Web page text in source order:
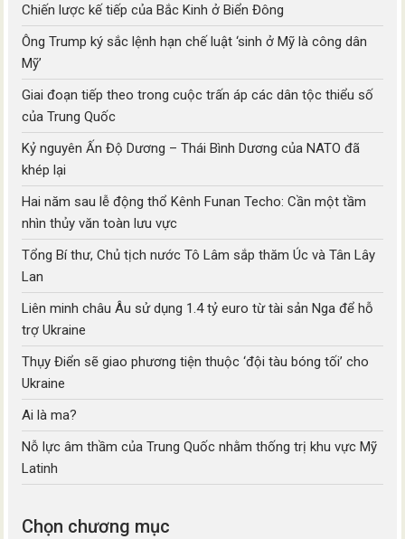
Chiến lược kế tiếp của Bắc Kinh ở Biển Đông
Ông Trump ký sắc lệnh hạn chế luật ‘sinh ở Mỹ là công dân
Mỹ’
Giai đoạn tiếp theo trong cuộc trấn áp các dân tộc thiểu số
của Trung Quốc
Kỷ nguyên Ấn Độ Dương – Thái Bình Dương của NATO đã
khép lại
Hai năm sau lễ động thổ Kênh Funan Techo: Cần một tầm
nhìn thủy văn toàn lưu vực
Tổng Bí thư, Chủ tịch nước Tô Lâm sắp thăm Úc và Tân Lây
Lan
Liên minh châu Âu sử dụng 1.4 tỷ euro từ tài sản Nga để hỗ
trợ Ukraine
Thụy Điển sẽ giao phương tiện thuộc ‘đội tàu bóng tối’ cho
Ukraine
Ai là ma?
Nỗ lực âm thầm của Trung Quốc nhằm thống trị khu vực Mỹ
Latinh
Chọn chương mục